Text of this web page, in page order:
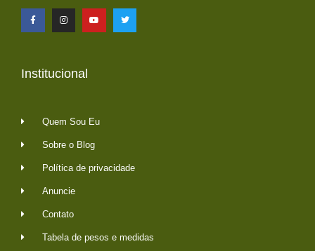
Institucional
Quem Sou Eu
Sobre o Blog
Política de privacidade
Anuncie
Contato
Tabela de pesos e medidas